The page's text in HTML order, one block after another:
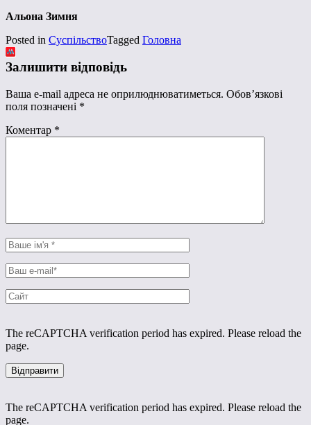
Альона Зимня
Posted in СуспільствоTagged Головна
Залишити відповідь
Ваша e-mail адреса не оприлюднюватиметься. Обов’язкові
поля позначені *
Коментар *
The reCAPTCHA verification period has expired. Please reload the
page.
The reCAPTCHA verification period has expired. Please reload the
page.